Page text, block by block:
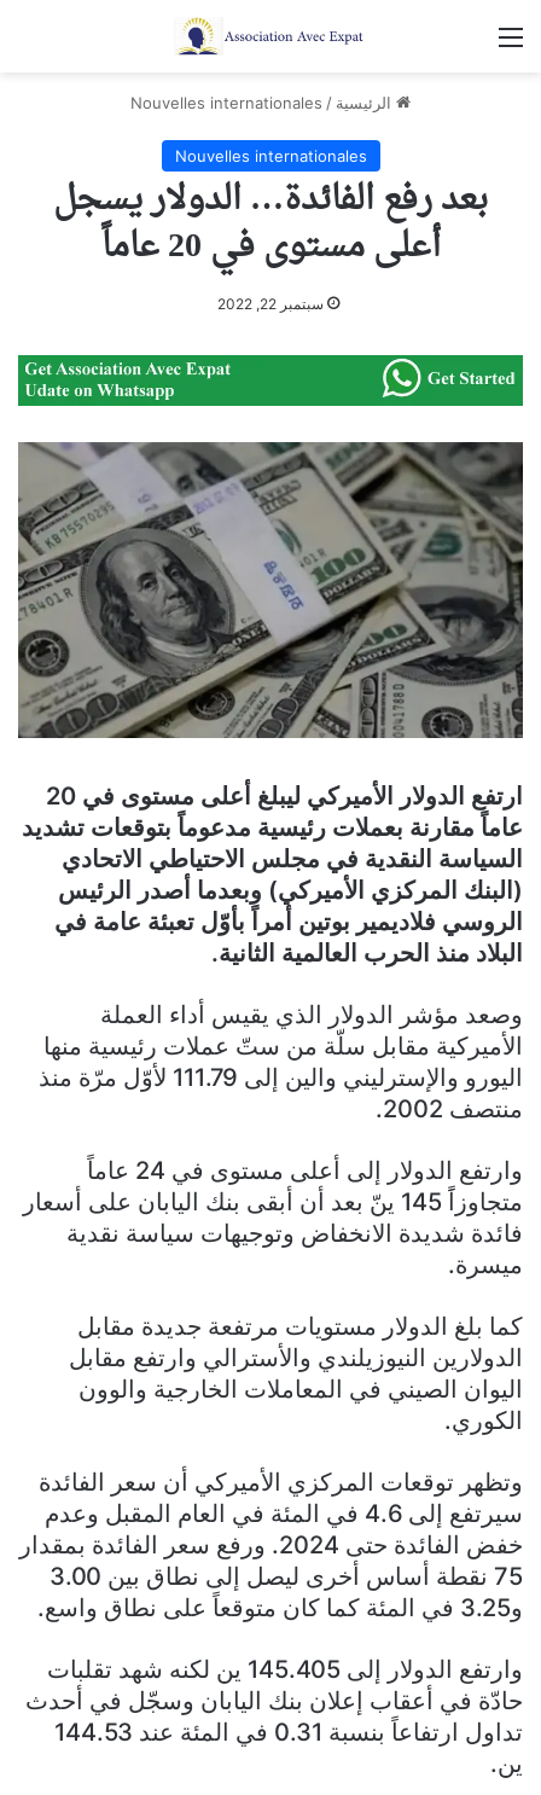
القائمة
الرئيسية /
Nouvelles internationales
Nouvelles internationales
بعد رفع الفائدة… الدولار يسجل
أعلى مستوى في 20 عاماً
سبتمبر 22, 2022
ارتفع الدولار الأميركي ليبلغ أعلى مستوى في 20
عاماً مقارنة بعملات رئيسية مدعوماً بتوقعات تشديد
السياسة النقدية في مجلس الاحتياطي الاتحادي
(البنك المركزي الأميركي) وبعدما أصدر الرئيس
الروسي فلاديمير بوتين أمراً بأوّل تعبئة عامة في
البلاد منذ الحرب العالمية الثانية.
وصعد مؤشر الدولار الذي يقيس أداء العملة
الأميركية مقابل سلّة من ستّ عملات رئيسية منها
اليورو والإسترليني والين إلى 111.79 لأوّل مرّة منذ
منتصف 2002.
وارتفع الدولار إلى أعلى مستوى في 24 عاماً
متجاوزاًَ 145 ينّ بعد أن أبقى بنك اليابان على أسعار
فائدة شديدة الانخفاض وتوجيهات سياسة نقدية
ميسرة.
كما بلغ الدولار مستويات مرتفعة جديدة مقابل
الدولارين النيوزيلندي والأسترالي وارتفع مقابل
اليوان الصيني في المعاملات الخارجية والوون
الكوري.
وتظهر توقعات المركزي الأميركي أن سعر الفائدة
سيرتفع إلى 4.6 في المئة في العام المقبل وعدم
خفض الفائدة حتى 2024. ورفع سعر الفائدة بمقدار
75 نقطة أساس أخرى ليصل إلى نطاق بين 3.00
و3.25 في المئة كما كان متوقعاً على نطاق واسع.
وارتفع الدولار إلى 145.405 ين لكنه شهد تقلبات
حادّة في أعقاب إعلان بنك اليابان وسجّل في أحدث
تداول ارتفاعاً بنسبة 0.31 في المئة عند 144.53
ين.